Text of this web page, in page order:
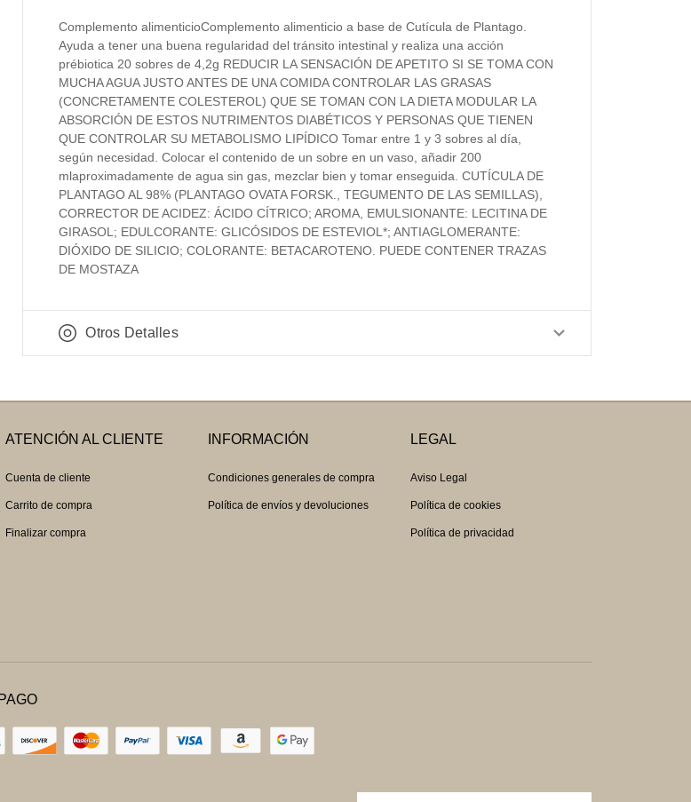
Complemento alimenticio ​Complemento alimenticio a base de Cutícula de Plantago.
Ayuda a tener una buena regularidad del tránsito intestinal y realiza una acción
prébiotica 20 sobres de 4,2g REDUCIR LA SENSACIÓN DE APETITO SI SE TOMA CON
MUCHA AGUA JUSTO ANTES DE UNA COMIDA CONTROLAR LAS GRASAS
(CONCRETAMENTE COLESTEROL) QUE SE TOMAN CON LA DIETA MODULAR LA
ABSORCIÓN DE ESTOS NUTRIMENTOS DIABÉTICOS Y PERSONAS QUE TIENEN
QUE CONTROLAR SU METABOLISMO LIPÍDICO Tomar entre 1 y 3 sobres al día,
según necesidad. Colocar el contenido de un sobre en un vaso, añadir 200
mlaproximadamente de agua sin gas, mezclar bien y tomar enseguida. CUTÍCULA DE
PLANTAGO AL 98% (PLANTAGO OVATA FORSK., TEGUMENTO DE LAS SEMILLAS),
CORRECTOR DE ACIDEZ: ÁCIDO CÍTRICO; AROMA, EMULSIONANTE: LECITINA DE
GIRASOL; EDULCORANTE: GLICÓSIDOS DE ESTEVIOL*; ANTIAGLOMERANTE:
DIÓXIDO DE SILICIO; COLORANTE: BETACAROTENO. PUEDE CONTENER TRAZAS
DE MOSTAZA
Otros Detalles
ATENCIÓN AL CLIENTE
Cuenta de cliente
Carrito de compra
Finalizar compra
INFORMACIÓN
Condiciones generales de compra
Política de envíos y devoluciones
LEGAL
Aviso Legal
Política de cookies
Política de privacidad